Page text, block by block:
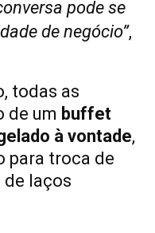
pode se
de negócio”,
todas as
de um buffet
à vontade,
para troca de
laços